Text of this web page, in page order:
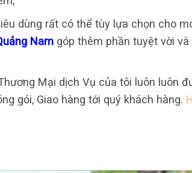
dùng rất có thể tùy lựa chọn cho
Nam góp thêm phần tuyệt vời
Mại dịch Vụ của tôi luôn luôn
gói, Giao hàng tới quý khách hàng.